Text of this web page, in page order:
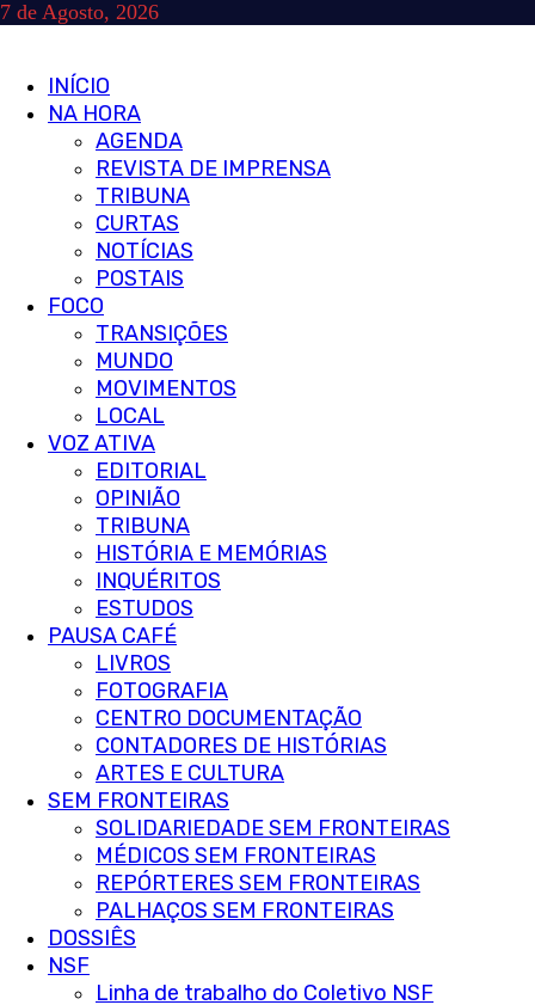
Skip
7 de Agosto, 2026
Primary
Menu
INÍCIO
NA HORA
AGENDA
REVISTA DE IMPRENSA
TRIBUNA
CURTAS
NOTÍCIAS
POSTAIS
FOCO
TRANSIÇÕES
MUNDO
MOVIMENTOS
LOCAL
VOZ ATIVA
EDITORIAL
OPINIÃO
TRIBUNA
HISTÓRIA E MEMÓRIAS
INQUÉRITOS
ESTUDOS
PAUSA CAFÉ
LIVROS
FOTOGRAFIA
CENTRO DOCUMENTAÇÃO
CONTADORES DE HISTÓRIAS
ARTES E CULTURA
SEM FRONTEIRAS
SOLIDARIEDADE SEM FRONTEIRAS
MÉDICOS SEM FRONTEIRAS
REPÓRTERES SEM FRONTEIRAS
PALHAÇOS SEM FRONTEIRAS
DOSSIÊS
NSF
Linha de trabalho do Coletivo NSF